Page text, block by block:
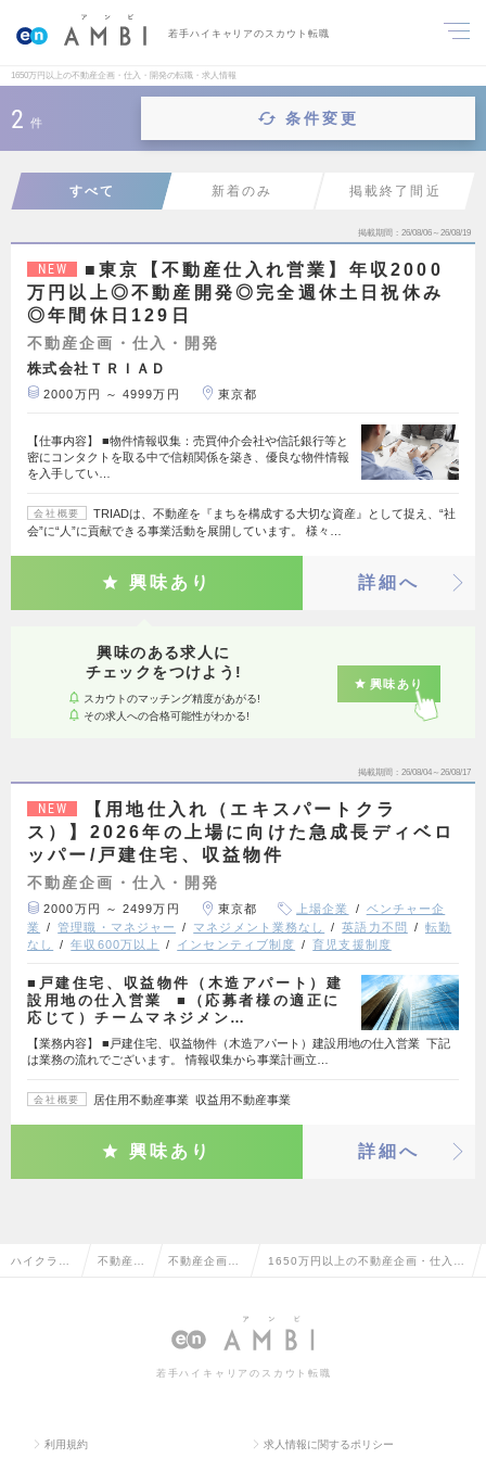
若手ハイキャリアのスカウト転職
1650万円以上の不動産企画・仕入・開発の転職・求人情報
2 件 条件変更
すべて 新着のみ 掲載終了間近
掲載期間 26/08/06～26/08/19
NEW
■東京【不動産仕入れ営業】年収2000
万円以上◎不動産開発◎完全週休土日祝休み
◎年間休日129日
不動産企画・仕入・開発
株式会社ＴＲＩＡＤ
2000万円 ～ 4999万円 東京都
【仕事内容】 ■物件情報収集：売買仲介会社や信託銀行等と
密にコンタクトを取る中で信頼関係を築き、優良な物件情報
を入手してい…
会社概要
TRIADは、不動産を『まちを構成する大切な資産』として捉え、“社
会”に“人”に貢献できる事業活動を展開しています。 様々…
興味あり 詳細へ
興味のある求人に
チェックをつけよう!
スカウトのマッチング精度があがる!
その求人への合格可能性がわかる!
興味あり
掲載期間 26/08/04～26/08/17
NEW
【用地仕入れ（エキスパートクラ
ス）】2026年の上場に向けた急成長ディベロ
ッパー/戸建住宅、収益物件
不動産企画・仕入・開発
2000万円 ～ 2499万円 東京都 上場企業
ベンチャー企
業
管理職・マネジャー マネジメント業務なし 英語力不問
転勤
なし
年収600万以上 インセンティブ制度 育児支援制度
■戸建住宅、収益物件（木造アパート）建
設用地の仕入営業 ■（応募者様の適正に
応じて）チームマネジメン…
【業務内容】 ■戸建住宅、収益物件（木造アパート）建設用地の仕入営業 下記
は業務の流れでございます。 情報収集から事業計画立…
会社概要 居住用不動産事業 収益用不動産事業
興味あり 詳細へ
ハイクラス 不動産系 不動産企画・ 1650万円以上の不動産企画・仕入・
若手ハイキャリアのスカウト転職
利用規約 求人情報に関するポリシー